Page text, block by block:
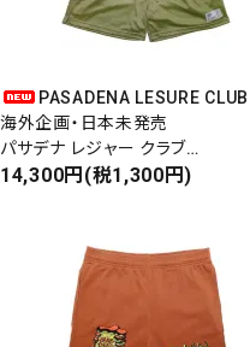
PASADENA LESURE CLUB
海外企画・日本未発売
パサデナ レジャー クラブ
Made in USA
14,300円(税1,300円)